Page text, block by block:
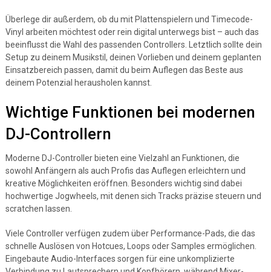
Überlege dir außerdem, ob du mit Plattenspielern und Timecode-
Vinyl arbeiten möchtest oder rein digital unterwegs bist – auch das
beeinflusst die Wahl des passenden Controllers. Letztlich sollte dein
Setup zu deinem Musikstil, deinen Vorlieben und deinem geplanten
Einsatzbereich passen, damit du beim Auflegen das Beste aus
deinem Potenzial herausholen kannst.
Wichtige Funktionen bei modernen
DJ-Controllern
Moderne DJ-Controller bieten eine Vielzahl an Funktionen, die
sowohl Anfängern als auch Profis das Auflegen erleichtern und
kreative Möglichkeiten eröffnen. Besonders wichtig sind dabei
hochwertige Jogwheels, mit denen sich Tracks präzise steuern und
scratchen lassen.
Viele Controller verfügen zudem über Performance-Pads, die das
schnelle Auslösen von Hotcues, Loops oder Samples ermöglichen.
Eingebaute Audio-Interfaces sorgen für eine unkomplizierte